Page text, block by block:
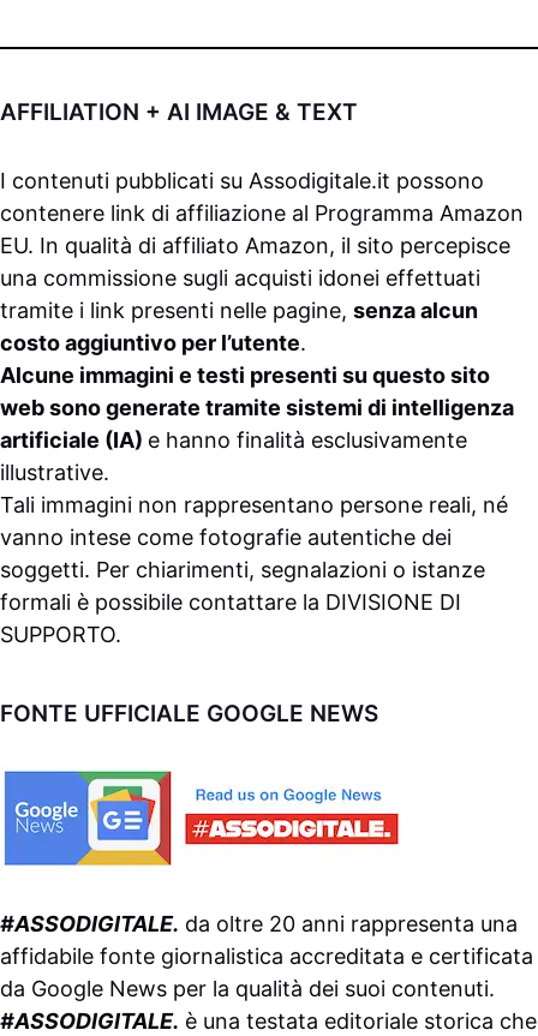
AFFILIATION + AI IMAGE & TEXT
I contenuti pubblicati su Assodigitale.it possono
contenere link di affiliazione al Programma Amazon
EU. In qualità di affiliato Amazon, il sito percepisce
una commissione sugli acquisti idonei effettuati
tramite i link presenti nelle pagine, senza alcun
costo aggiuntivo per l’utente.
Alcune immagini e testi presenti su questo sito
web sono generate tramite sistemi di intelligenza
artificiale (IA) e hanno finalità esclusivamente
illustrative.
Tali immagini non rappresentano persone reali, né
vanno intese come fotografie autentiche dei
soggetti. Per chiarimenti, segnalazioni o istanze
formali è possibile contattare la DIVISIONE DI
SUPPORTO.
FONTE UFFICIALE GOOGLE NEWS
#ASSODIGITALE. da oltre 20 anni rappresenta una
affidabile fonte giornalistica accreditata e certificata
da Google News per la qualità dei suoi contenuti.
#ASSODIGITALE. è una testata editoriale storica che